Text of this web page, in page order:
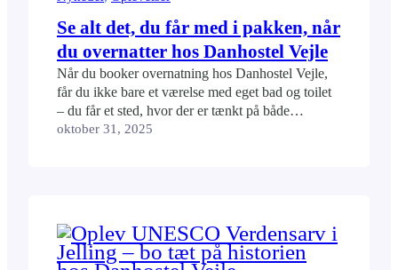
Se alt det, du får med i pakken, når
du overnatter hos Danhostel Vejle
Når du booker overnatning hos Danhostel Vejle,
får du ikke bare et værelse med eget bad og toilet
– du får et sted, hvor der er tænkt på både
fællesskab, komfort og praktiske løsninger. Uanset
oktober 31, 2025